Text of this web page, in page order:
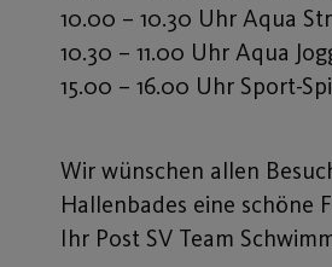
10.00 – 10.30 Uhr Aqua
10.30 – 11.00 Uhr Aqua
15.00 – 16.00 Uhr Sport-
Wir wünschen allen
Hallenbades eine schöne
Ihr Post SV Team